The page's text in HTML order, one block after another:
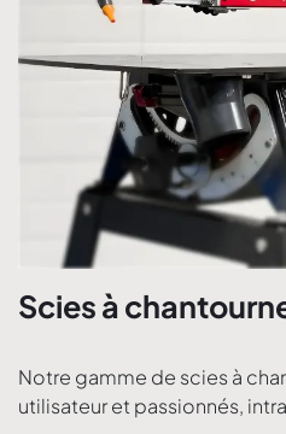
Scies à
Notre gamme de scies à
utilisateur et passionnés,